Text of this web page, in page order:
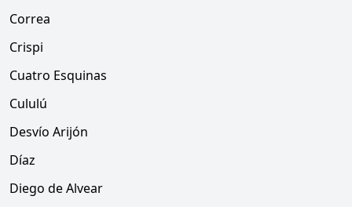
Correa
Crispi
Cuatro Esquinas
Cululú
Desvío Arijón
Díaz
Diego de Alvear